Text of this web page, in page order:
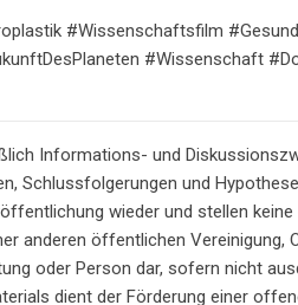
#Wissenschaftsfilm
#Wissenschaft
Informations- und
Schlussfolgerungen und
wieder und stellen
anderen öffentlichen Vereinigung,
oder Person dar, sofern nicht
dient der Förderung einer